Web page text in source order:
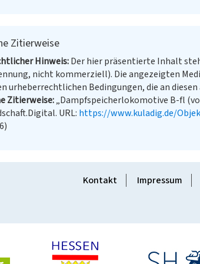
Zitierweise
Hinweis Der hier präsentierte Inhalt
nicht kommerziell). Die angezeigten
urheberrechtlichen Bedingungen, die an diesen
Zitierweise „Dampfspeicherlokomotive B-fl
URL: https://www.kuladig.de/
Kontakt Impressum